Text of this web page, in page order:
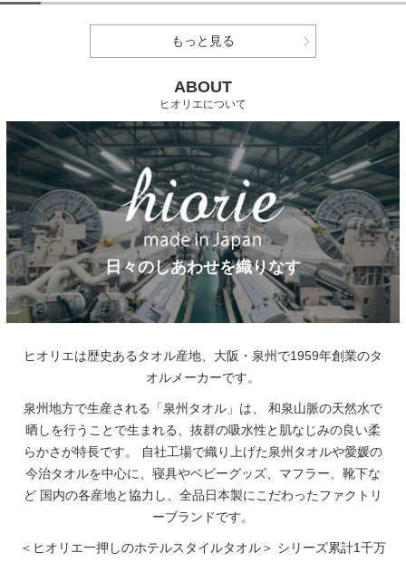
もっと見る
ABOUT
ヒオリエについて
日々のしあわせを織りなす
ヒオリエは歴史あるタオル産地、大阪・泉州で1959年創業のタ
オルメーカーです。
泉州地方で生産される「泉州タオル」は、
和泉山脈の天然水で
晒しを行うことで生まれる、抜群の吸水性と肌なじみの良い柔
らかさが特長です。
自社工場で織り上げた泉州タオルや愛媛の
今治タオルを中心に、寝具やベビーグッズ、マフラー、靴下な
ど 国内の各産地と協力し、全品日本製にこだわったファクトリ
ーブランドです。
＜ヒオリエ一押しのホテルスタイルタオル＞ シリーズ累計1千万